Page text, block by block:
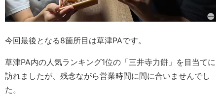
今回最後となる8箇所目は草津PAです。
草津PA内の人気ランキング1位の「三井寺力餅」を目当てに
訪れましたが、残念ながら営業時間に間に合いませんでし
た。